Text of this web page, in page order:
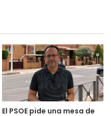
El PSOE pide una mesa de